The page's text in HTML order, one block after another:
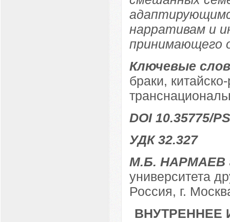
нарративам и
принимающего
Ключевые
браки,
DOI 10.35775/
УДК 32.327
М.Б. НАРМАЕВ
университета
Россия, г.
ВНУТРЕННЕЕ